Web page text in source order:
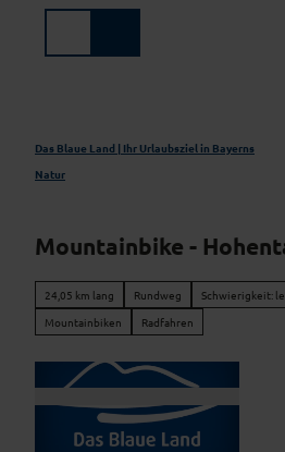
Das Blaue Land | Ihr Urlaubsziel in Bayerns
Natur
Mountainbike -
24,05 km lang Rundweg Schwierigkeit:
Mountainbiken
Radfahren